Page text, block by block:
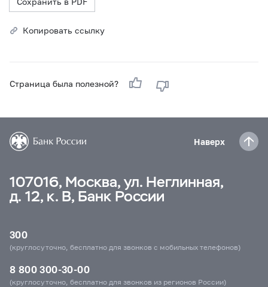
Копировать ссылку
Страница была полезной?
Наверх
107016, Москва, ул. Неглинная,
д. 12, к. В, Банк России
300
(круглосуточно, бесплатно для звонков с мобильных телефонов)
8 800 300-30-00
(круглосуточно, бесплатно для звонков из регионов России)